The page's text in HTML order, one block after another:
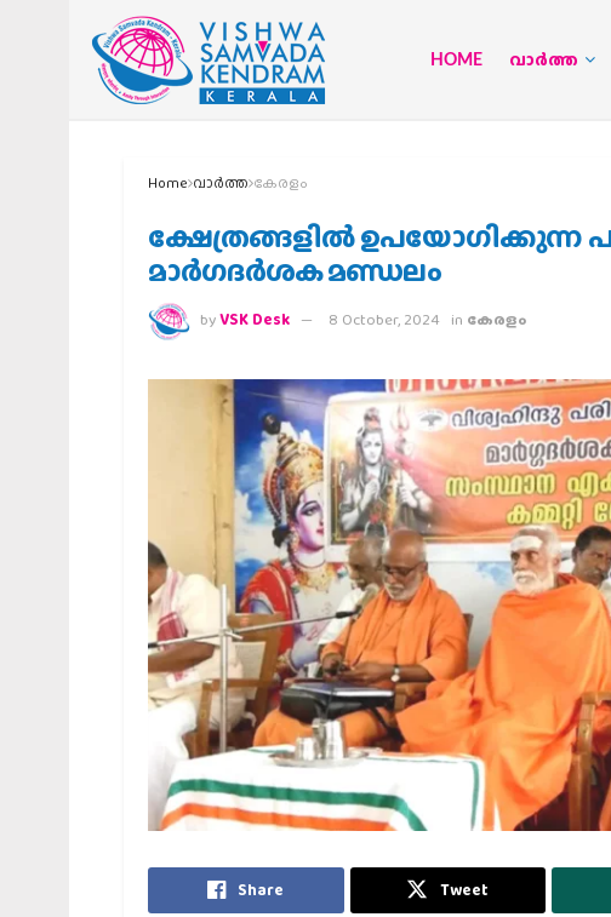
HOME വാര്‍ത്ത
Home വാര്‍ത്ത കേരളം
ക്ഷേത്രങ്ങളില്‍ ഉപയോഗിക്കുന്ന
മാര്‍ഗദര്‍ശക മണ്ഡലം
byVSK Desk 8 October, 2024 in കേരളം
Share Tweet